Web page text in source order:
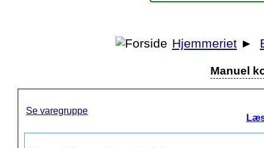
Hjemmeriet ►
Manuel
Se varegruppe